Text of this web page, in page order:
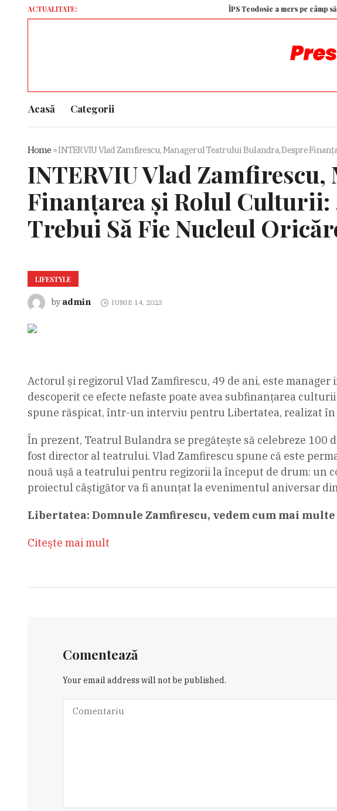
ACTUALITATE: ÎPS Teodosie a mers pe câmp să se
Acasă Categorii
Home »INTERVIU Vlad Zamfirescu, Managerul Teatrului Bulandra, Despre
INTERVIU Vlad
Finanțarea și Rolul Culturii:
Trebui Să Fie Nucleul
LIFESTYLE
by admin IUNIE 14, 2023
Actorul și regizorul Vlad Zamfirescu, 49 de ani, este
descoperit ce efecte nefaste poate avea subfinanțarea
spune răspicat, într-un interviu pentru Libertatea, realizat în
În prezent, Teatrul Bulandra se pregătește să celebreze 100
fost director al teatrului. Vlad Zamfirescu spune că este
nouă ușă a teatrului pentru regizorii la început de drum: un
proiectul câștigător va fi anunțat la evenimentul aniversar
Libertatea: Domnule Zamfirescu, vedem cum mai
Citeşte mai mult
Comentează
Your email address will not be published.